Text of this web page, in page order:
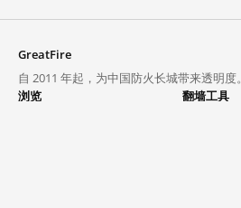
GreatFire
自 2011 年起，为中国防火长城带来透明度。
浏览
翻墙工具